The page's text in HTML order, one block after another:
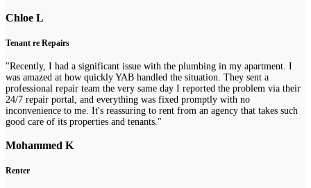
Chloe L
Tenant re Repairs
"Recently, I had a significant issue with the plumbing in my apartment. I
was amazed at how quickly YAB handled the situation. They sent a
professional repair team the very same day I reported the problem via their
24/7 repair portal, and everything was fixed promptly with no
inconvenience to me. It's reassuring to rent from an agency that takes such
good care of its properties and tenants."
Mohammed K
Renter